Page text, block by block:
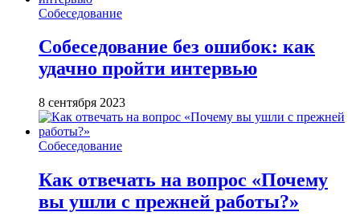
Собеседование
Собеседование без ошибок: как
удачно пройти интервью
8 сентября 2023
Собеседование
Как отвечать на вопрос «Почему
вы ушли с прежней работы?»